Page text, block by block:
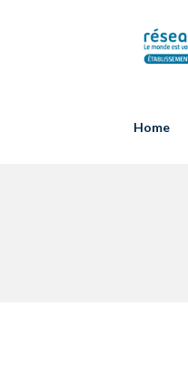
Home